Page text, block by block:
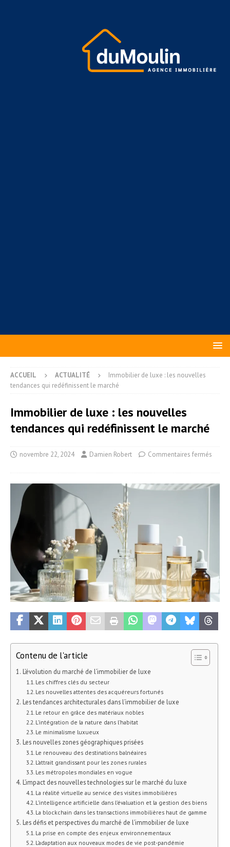
ACCUEIL ACTUALITÉ
Immobilier de luxe : les nouvelles
tendances qui redéfinissent le marché
Immobilier de luxe : les nouvelles
tendances qui redéfinissent le marché
novembre 22, 2024 Damien Robert Commentaires fermés
Contenu de l'article
L’évolution du marché de l’immobilier de luxe
Les chiffres clés du secteur
Les nouvelles attentes des acquéreurs fortunés
Les tendances architecturales dans l’immobilier de luxe
Le retour en grâce des matériaux nobles
L’intégration de la nature dans l’habitat
Le minimalisme luxueux
Les nouvelles zones géographiques prisées
Le renouveau des destinations balnéaires
L’attrait grandissant pour les zones rurales
Les métropoles mondiales en vogue
L’impact des nouvelles technologies sur le marché du luxe
La réalité virtuelle au service des visites immobilières
L’intelligence artificielle dans l’évaluation et la gestion des biens
La blockchain dans les transactions immobilières haut de gamme
Les défis et perspectives du marché de l’immobilier de luxe
La prise en compte des enjeux environnementaux
L’adaptation aux nouveaux modes de vie post-pandémie